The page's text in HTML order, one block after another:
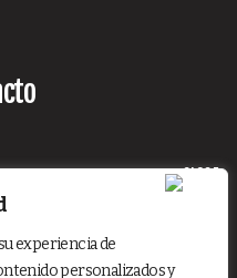
experiencia de
personalizados y